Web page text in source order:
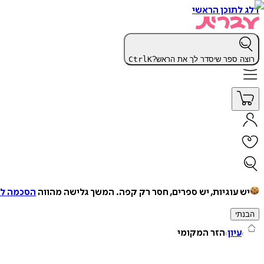
דלג לתוכן הראשי
רוצה ספר שיסדר לך את הראש? CtrlK
יש עוגיות, יש ספרים, חסר רק קפה. המשך גלישה מהווה הסכמה
הבנתי
עיון הזר המקומי